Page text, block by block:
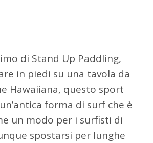
di Stand Up Paddling,
in piedi su una tavola da
Hawaiiana, questo sport
forma di surf che è
un modo per i surfisti di
spostarsi per lunghe